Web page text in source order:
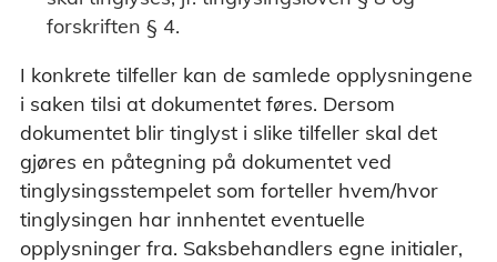
forskriften § 4.
I konkrete tilfeller kan de samlede opplysningene
i saken tilsi at dokumentet føres. Dersom
dokumentet blir tinglyst i slike tilfeller skal det
gjøres en påtegning på dokumentet ved
tinglysingsstempelet som forteller hvem/hvor
tinglysingen har innhentet eventuelle
opplysninger fra. Saksbehandlers egne initialer,